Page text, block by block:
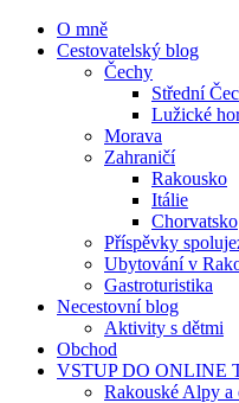
O mně
Cestovatelský blog
Čechy
Střední
Lužické
Morava
Zahraničí
Rakousko
Itálie
Chorvatsko
Příspěvky
Ubytování v
Gastroturistika
Necestovní blog
Aktivity s dětmi
Obchod
VSTUP DO ONLINE
Rakouské Alpy a